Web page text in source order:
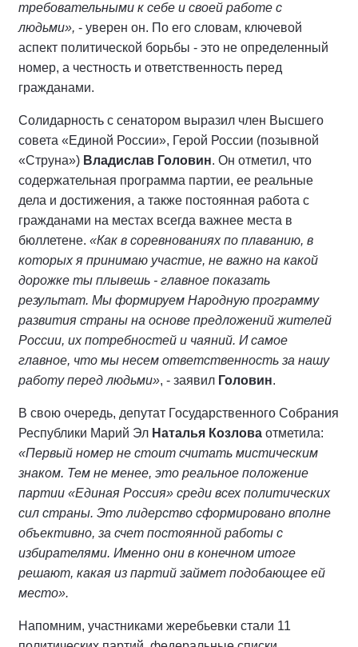
требовательными к себе и своей работе с
людьми», - уверен он. По его словам, ключевой
аспект политической борьбы - это не определенный
номер, а честность и ответственность перед
гражданами.
Солидарность с сенатором выразил член Высшего
совета «Единой России», Герой России (позывной
«Струна») Владислав Головин. Он отметил, что
содержательная программа партии, ее реальные
дела и достижения, а также постоянная работа с
гражданами на местах всегда важнее места в
бюллетене. «Как в соревнованиях по плаванию, в
которых я принимаю участие, не важно на какой
дорожке ты плывешь - главное показать
результат. Мы формируем Народную программу
развития страны на основе предложений жителей
России, их потребностей и чаяний. И самое
главное, что мы несем ответственность за нашу
работу перед людьми», - заявил Головин.
В свою очередь, депутат Государственного Собрания
Республики Марий Эл Наталья Козлова отметила:
«Первый номер не стоит считать мистическим
знаком. Тем не менее, это реальное положение
партии «Единая Россия» среди всех политических
сил страны. Это лидерство сформировано вполне
объективно, за счет постоянной работы с
избирателями. Именно они в конечном итоге
решают, какая из партий займет подобающее ей
место».
Напомним, участниками жеребьевки стали 11